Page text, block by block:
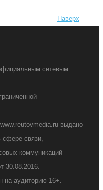
Наверх
сетевым
выдано
сфере связи,
коммуникаций
30.08.2016.
на аудиторию 16+.